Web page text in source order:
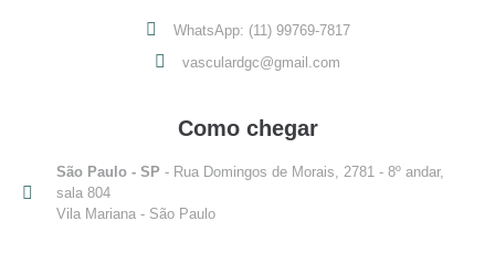
WhatsApp: (11) 99769-7817
vasculardgc@gmail.com
Como chegar
São Paulo - SP - Rua Domingos de Morais, 2781 - 8º andar,
sala 804
Vila Mariana - São Paulo